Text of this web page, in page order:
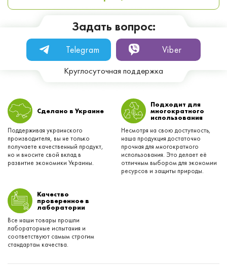
Задать вопрос:
Telegram Viber
Круглосуточная поддержка
Сделано в Украине
Поддерживая украинского
производителя, вы не только
получаете качественный продукт,
но и вносите свой вклад в
развитие экономики Украины.
Подходит для
многократного
использования
Несмотря на свою доступность,
наша продукция достаточно
прочная для многократного
использования. Это делает её
отличным выбором для экономии
ресурсов и защиты природы.
Качество
проверенное в
лаборатории
Все наши товары прошли
лабораторные испытания и
соответствуют самым строгим
стандартам качества.